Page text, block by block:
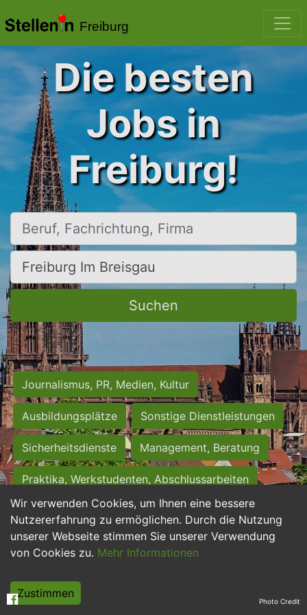
Freiburg
Wir verwenden Cookies, um Ihnen eine bessere
Nutzererfahrung zu ermöglichen. Durch die Nutzung
unserer Webseite stimmen Sie unserer Verwendung
von Cookies zu. Mehr Informationen
Zustimmen
Die besten
Jobs in
Freiburg!
Beruf, Fachrichtung, Firma
Ort, Stadt
Suchen
Journalismus, PR, Medien, Kultur
Ausbildungsplätze Sonstige Dienstleistungen
Sicherheitsdienste Management, Beratung
Praktika, Werkstudenten, Abschlussarbeiten
Personalwesen Assistenz, Sekretariat
Hilfskräfte, Aushilfs- und Nebenjobs
Weiterbildung, Studium, duale Ausbildung Photo Credit